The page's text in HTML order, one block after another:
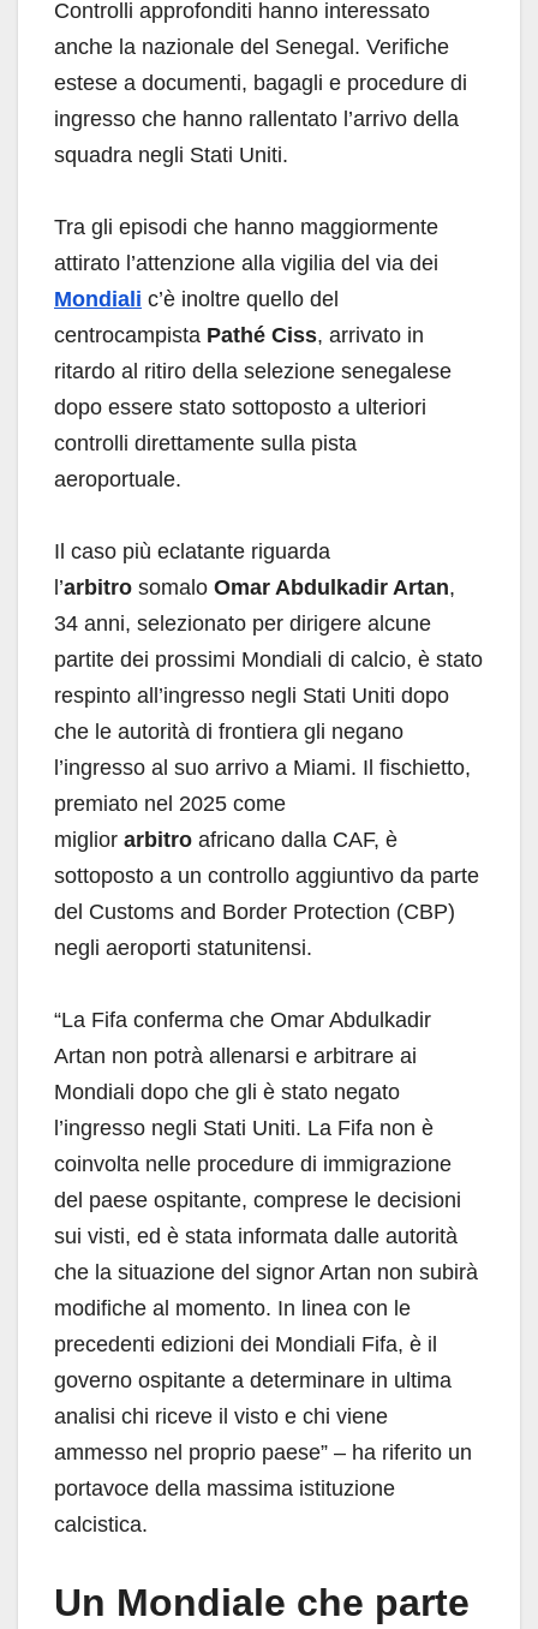
Controlli approfonditi hanno interessato
anche la nazionale del Senegal. Verifiche
estese a documenti, bagagli e procedure di
ingresso che hanno rallentato l’arrivo della
squadra negli Stati Uniti.
Tra gli episodi che hanno maggiormente
attirato l’attenzione alla vigilia del via dei
Mondiali c’è inoltre quello del
centrocampista Pathé Ciss, arrivato in
ritardo al ritiro della selezione senegalese
dopo essere stato sottoposto a ulteriori
controlli direttamente sulla pista
aeroportuale.
Il caso più eclatante riguarda
l’arbitro somalo Omar Abdulkadir Artan,
34 anni, selezionato per dirigere alcune
partite dei prossimi Mondiali di calcio, è stato
respinto all’ingresso negli Stati Uniti dopo
che le autorità di frontiera gli negano
l’ingresso al suo arrivo a Miami. Il fischietto,
premiato nel 2025 come
miglior arbitro africano dalla CAF, è
sottoposto a un controllo aggiuntivo da parte
del Customs and Border Protection (CBP)
negli aeroporti statunitensi.
“La Fifa conferma che Omar Abdulkadir
Artan non potrà allenarsi e arbitrare ai
Mondiali dopo che gli è stato negato
l’ingresso negli Stati Uniti. La Fifa non è
coinvolta nelle procedure di immigrazione
del paese ospitante, comprese le decisioni
sui visti, ed è stata informata dalle autorità
che la situazione del signor Artan non subirà
modifiche al momento. In linea con le
precedenti edizioni dei Mondiali Fifa, è il
governo ospitante a determinare in ultima
analisi chi riceve il visto e chi viene
ammesso nel proprio paese” – ha riferito un
portavoce della massima istituzione
calcistica.
Un Mondiale che parte